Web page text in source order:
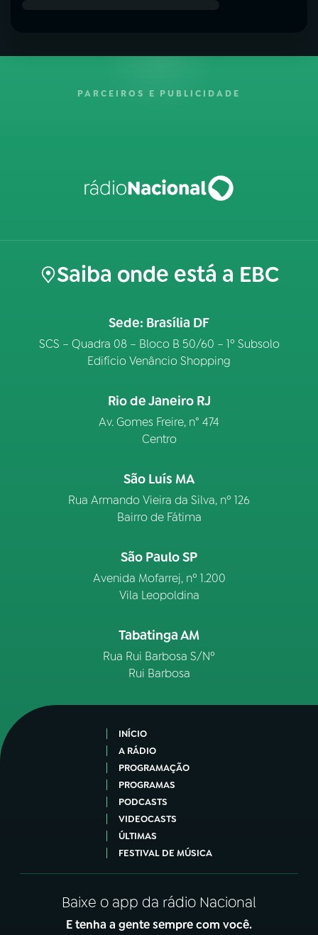
PARCEIROS E PUBLICIDADE
Saiba onde está a EBC
Sede: Brasília DF
SCS – Quadra 08 – Bloco B 50/60 – 1º Subsolo
Edifício Venâncio Shopping
Rio de Janeiro RJ
Av. Gomes Freire, n° 474
Centro
São Luís MA
Rua Armando Vieira da Silva, nº 126
Bairro de Fátima
São Paulo SP
Avenida Mofarrej, nº 1.200
Vila Leopoldina
Tabatinga AM
Rua Rui Barbosa S/Nº
Rui Barbosa
INÍCIO
A RÁDIO
PROGRAMAÇÃO
PROGRAMAS
PODCASTS
VIDEOCASTS
ÚLTIMAS
FESTIVAL DE MÚSICA
Baixe o app da rádio Nacional
E tenha a gente sempre com você.